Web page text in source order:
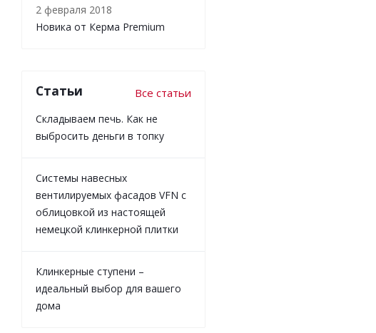
2 февраля 2018
Новика от Керма Premium
Статьи Все статьи
Складываем печь. Как не
выбросить деньги в топку
Системы навесных
вентилируемых фасадов VFN с
облицовкой из настоящей
немецкой клинкерной плитки
Клинкерные ступени –
идеальный выбор для вашего
дома